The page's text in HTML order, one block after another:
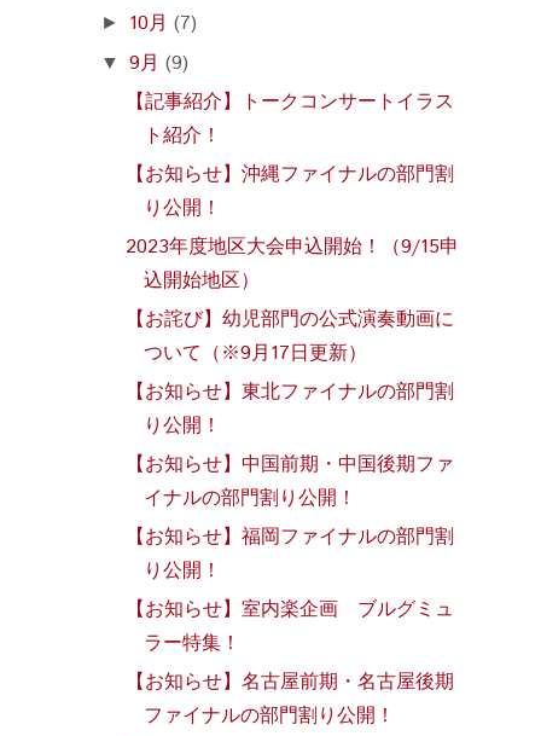
► 10月(7)
▼9月(9)
【記事紹介】トークコンサートイラス
ト紹介！
【お知らせ】沖縄ファイナルの部門割
り公開！
2023年度地区大会申込開始！（9/15申
込開始地区）
【お詫び】幼児部門の公式演奏動画に
ついて（※9月17日更新）
【お知らせ】東北ファイナルの部門割
り公開！
【お知らせ】中国前期・中国後期ファ
イナルの部門割り公開！
【お知らせ】福岡ファイナルの部門割
り公開！
【お知らせ】室内楽企画 ブルグミュ
ラー特集！
【お知らせ】名古屋前期・名古屋後期
ファイナルの部門割り公開！